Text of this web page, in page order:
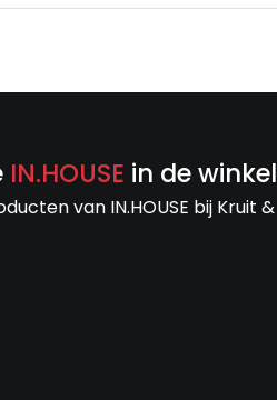
IN.HOUSE in de
van IN.HOUSE bij Kruit &